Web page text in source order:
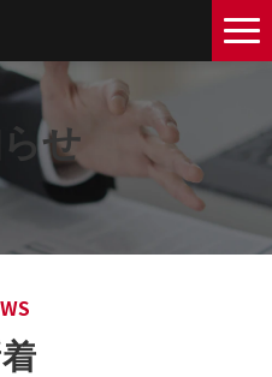
理念
ント一覧
例
せ